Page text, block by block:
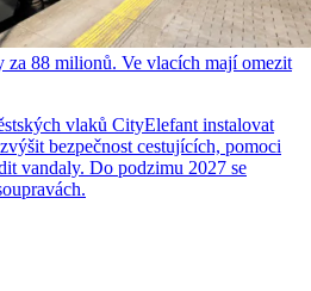
za 88 milionů. Ve vlacích mají omezit
vlaků CityElefant instalovat
bezpečnost cestujících, pomoci
vandaly. Do podzimu 2027 se